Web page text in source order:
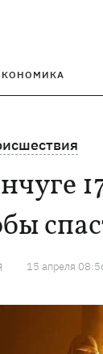
15 апреля